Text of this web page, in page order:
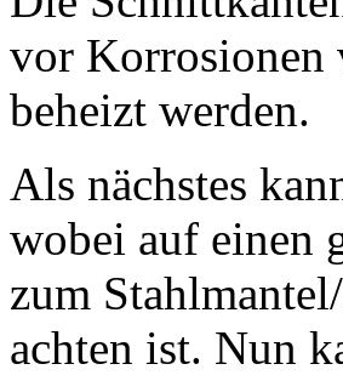
vor Korrosionen
beheizt werden.
Als nächstes
wobei auf einen
zum
achten ist. Nun